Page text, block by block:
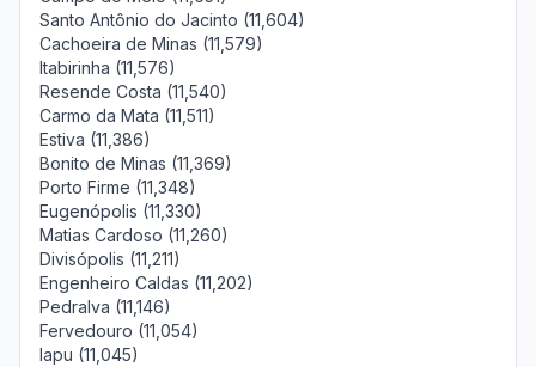
Santo Antônio do Jacinto (11,604)
Cachoeira de Minas (11,579)
Itabirinha (11,576)
Resende Costa (11,540)
Carmo da Mata (11,511)
Estiva (11,386)
Bonito de Minas (11,369)
Porto Firme (11,348)
Eugenópolis (11,330)
Matias Cardoso (11,260)
Divisópolis (11,211)
Engenheiro Caldas (11,202)
Pedralva (11,146)
Fervedouro (11,054)
Iapu (11,045)